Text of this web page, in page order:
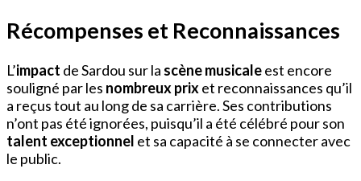
Récompenses et Reconnaissances
L’impact de Sardou sur la scène musicaleest encore
souligné par les nombreux prixet reconnaissances qu’il
a reçus tout au long de sa carrière. Ses contributions
n’ont pas été ignorées, puisqu’il a été célébré pour son
talent exceptionnel et sa capacité à se connecter avec
le public.